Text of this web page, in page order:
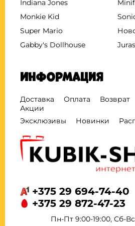
Indiana Jones
Monkie Kid
Super Mario
Gabby's Dollhouse
Информация
Доставка Оплата Возврат
Акции
Эксклюзивы
Новинки
+375 29 694-74-40
+375 29 872-47-23
Пн-Пт 9:00-19:00, Сб-Вс